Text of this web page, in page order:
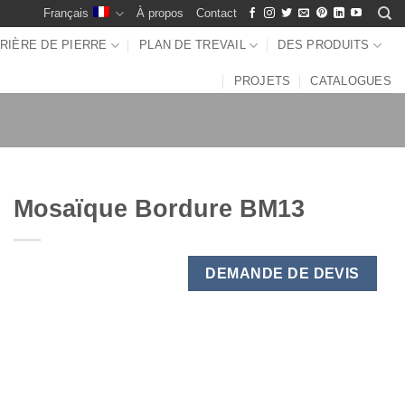
Français À propos Contact
DE PIERRE PLAN DE TREVAIL DES PRODUITS
PROJETS CATALOGUES
Mosaïque Bordure BM13
DEMANDE DE DEVIS